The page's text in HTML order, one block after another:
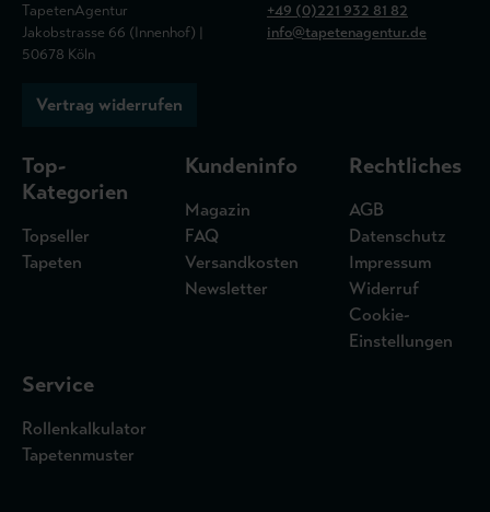
TapetenAgentur
Jakobstrasse 66 (Innenhof) |
50678 Köln
+49 (0)221 932 81 82
info@tapetenagentur.de
Vertrag widerrufen
Top-
Kategorien
Topseller
Tapeten
Kundeninfo
Magazin
FAQ
Versandkosten
Newsletter
Rechtliches
AGB
Datenschutz
Impressum
Widerruf
Cookie-
Einstellungen
Service
Rollenkalkulator
Tapetenmuster